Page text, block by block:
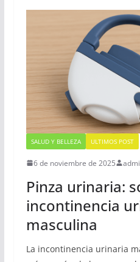
SALUD Y BELLEZA ULTIMOS POST
6 de noviembre de 2025
Pinza urinaria:
incontinencia
masculina
La incontinencia urinaria